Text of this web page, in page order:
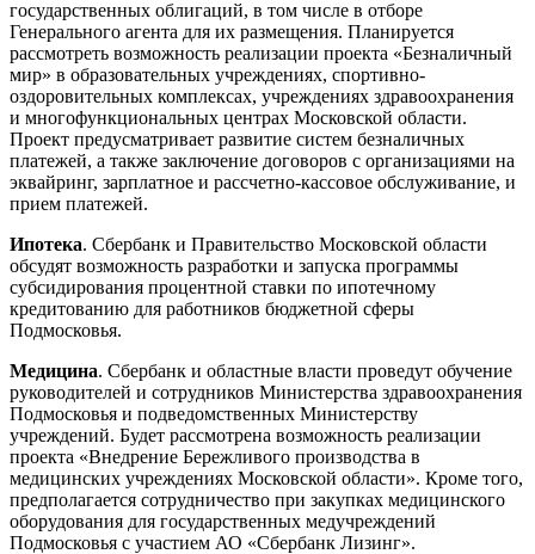
государственных облигаций, в том числе в отборе
Генерального агента для их размещения. Планируется
рассмотреть возможность реализации проекта «Безналичный
мир» в образовательных учреждениях, спортивно-
оздоровительных комплексах, учреждениях здравоохранения
и многофункциональных центрах Московской области.
Проект предусматривает развитие систем безналичных
платежей, а также заключение договоров с организациями на
эквайринг, зарплатное и рассчетно-кассовое обслуживание, и
прием платежей.
Ипотека. Сбербанк и Правительство Московской области
обсудят возможность разработки и запуска программы
субсидирования процентной ставки по ипотечному
кредитованию для работников бюджетной сферы
Подмосковья.
Медицина. Сбербанк и областные власти проведут обучение
руководителей и сотрудников Министерства здравоохранения
Подмосковья и подведомственных Министерству
учреждений. Будет рассмотрена возможность реализации
проекта «Внедрение Бережливого производства в
медицинских учреждениях Московской области». Кроме того,
предполагается сотрудничество при закупках медицинского
оборудования для государственных медучреждений
Подмосковья с участием АО «Сбербанк Лизинг».